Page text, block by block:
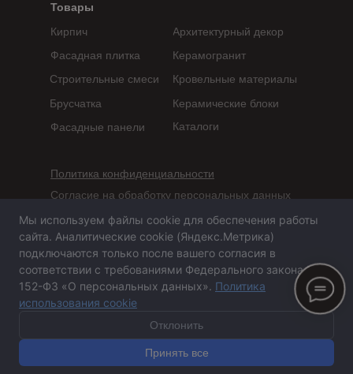
Согласие на обработку персональных данных
Политика конфиденциальности
Фасадная плитка
Кирпич Архитектурный декор
Фасадные панели
Керамогранит
Строительные смеси
Каталоги
Товары
Брусчатка
Кровельные материалы
Керамические блоки
Сайт не является публичной офертой,
определяемой положениями статьи 437 ГК РФ
Мы используем файлы cookie для обеспечения работы
сайта. Аналитические cookie (Яндекс.Метрика)
подключаются только после вашего согласия в
соответствии с требованиями Федерального закона №
152-ФЗ «О персональных данных». Политика
использования cookie
Отклонить
Принять все